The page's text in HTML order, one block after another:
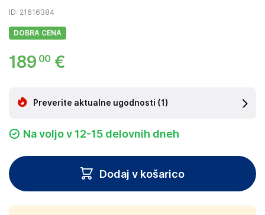
ID: 21616384
DOBRA CENA
189 00 €
Preverite aktualne ugodnosti (1)
Na voljo v 12-15 delovnih dneh
Dodaj v košarico